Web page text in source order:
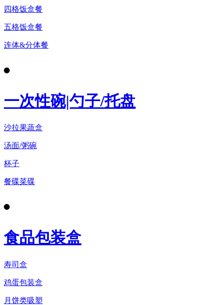
四格饭盒餐
五格饭盒餐
连体&分体餐
一次性碗|勺子/托盘
沙拉果蔬盒
汤面/粥碗
杯子
餐碟菜碟
食品包装盒
寿司盒
鸡蛋包装盒
月饼类吸塑